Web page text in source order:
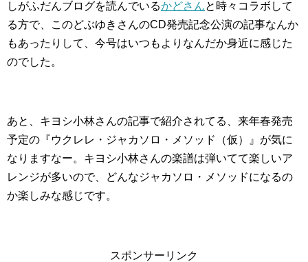
しがふだんブログを読んでいるかどさんと時々コラボして
る方で、このどぶゆきさんのCD発売記念公演の記事なんか
もあったりして、今号はいつもよりなんだか身近に感じた
のでした。
あと、キヨシ小林さんの記事で紹介されてる、来年春発売
予定の『ウクレレ・ジャカソロ・メソッド（仮）』が気に
なりますなー。キヨシ小林さんの楽譜は弾いてて楽しいア
レンジが多いので、どんなジャカソロ・メソッドになるの
か楽しみな感じです。
スポンサーリンク